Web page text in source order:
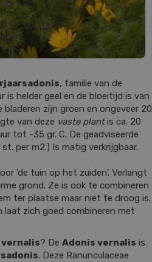
, familie van de
is helder geel en de bloeitijd is van
zijn groen en ongeveer 20
van deze vaste plantis ca. 20
tot -35 gr. C. De geadviseerde
per m2.) Is matig verkrijgbaar.
'de tuin op het zuiden'. Verlangt
grond. Ze is ook te combineren
ter plaatse maar niet te droog is.
laat zich goed combineren met
? De Adonis vernalis is
. Deze Ranunculaceae